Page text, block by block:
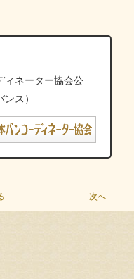
ィネーター協会公
ス）
次へ